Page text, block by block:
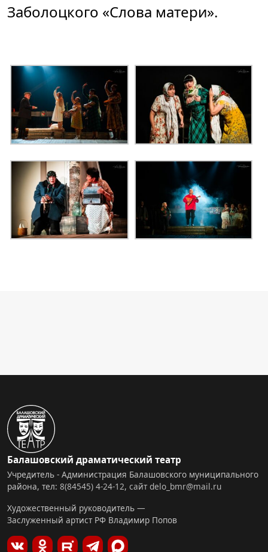
Заболоцкого «Слова матери».
Балашовский драматический театр
Учредитель - Администрация Балашовского муниципального
района, тел: 8(84545) 4-24-12, сайт delo_bmr@mail.ru
Художественный руководитель —
Заслуженный артист РФ Владимир Попов